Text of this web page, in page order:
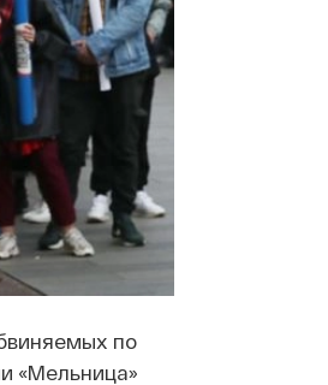
по
«Мельница»